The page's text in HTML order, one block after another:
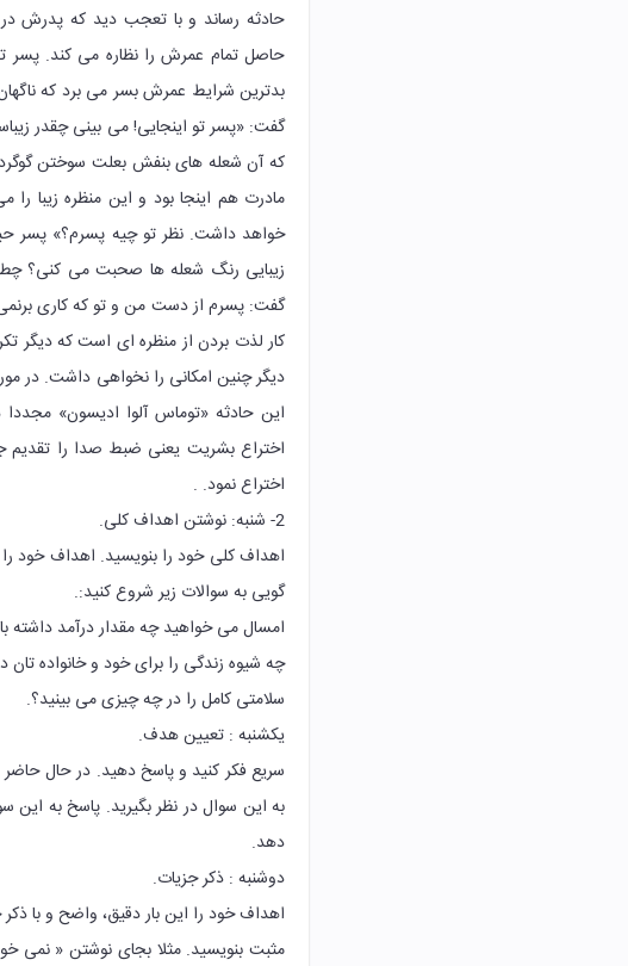
حادثه رساند و با تعجب دید که پدرش
حاصل تمام عمرش را نظاره می کند. پسر
بدترین شرایط عمرش بسر می برد که
گفت: «پسر تو اینجایی! می بینی چقدر
که آن شعله های بنفش بعلت سوختن
مادرت هم اینجا بود و این منظره زیبا
خواهد داشت. نظر تو چیه پسرم؟» پسر
زیبایی رنگ شعله ها صحبت می کنی؟
گفت: پسرم از دست من و تو که کاری برنمی
کار لذت بردن از منظره ای است که دیگر
دیگر چنین امکانی را نخواهی داشت. در
این حادثه «توماس آلوا ادیسون»
اختراع بشریت یعنی ضبط صدا را تقدیم
اختراع نمود. .
2- شنبه: نوشتن اهداف کلی.
اهداف کلی خود را بنویسید. اهداف خود را
گویی به سوالات زیر شروع کنید:.
امسال می خواهید چه مقدار درآمد داشته
چه شیوه زندگی را برای خود و خانواده تان
سلامتی کامل را در چه چیزی می بینید؟.
یکشنبه : تعیین هدف.
به این سوال در نظر بگیرید. پاسخ به
دهد.
دوشنبه : ذکر جزیات.
اهداف خود را این بار دقیق، واضح و با
مثبت بنویسید. مثلا بجای نوشتن « نمی